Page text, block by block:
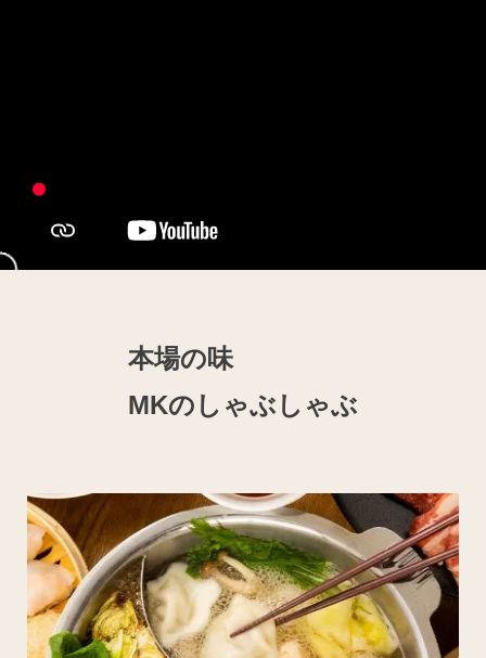
本場の味
MKのしゃぶしゃぶ